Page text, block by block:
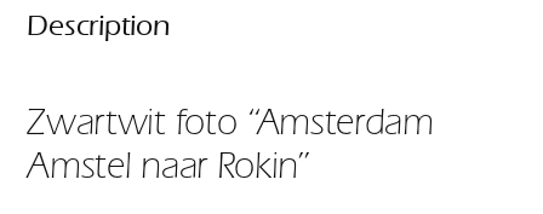
Description
Zwartwit foto “Amsterdam
Amstel naar Rokin”